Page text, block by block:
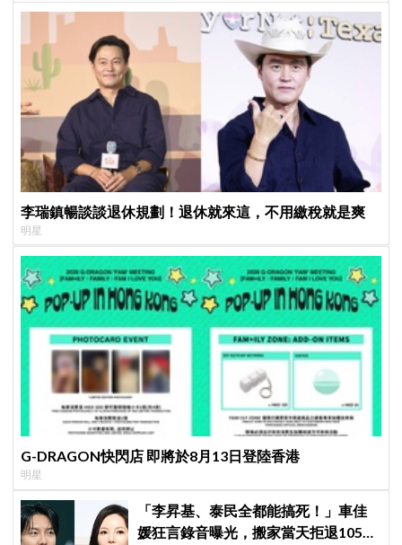
李瑞鎮暢談談退休規劃！退休就來這，不用繳稅就是爽
明星
G-DRAGON快閃店 即將於8月13日登陸香港
明星
「李昇基、泰民全都能搞死！」車佳
媛狂言錄音曝光，搬家當天拒退105億